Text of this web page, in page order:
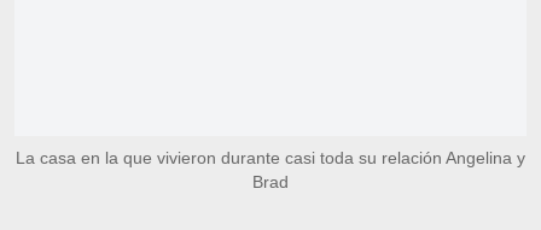
La casa en la que vivieron durante casi toda su relación Angelina y
Brad